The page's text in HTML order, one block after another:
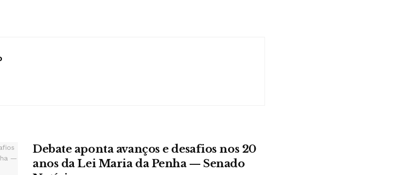
Debate aponta avanços e desafios nos 20
anos da Lei Maria da Penha — Senado